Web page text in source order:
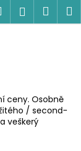
Hledat
ceny. Osobně
/ second-
veškerý